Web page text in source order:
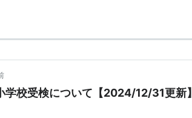
学校受検について【2024/12/31更新】